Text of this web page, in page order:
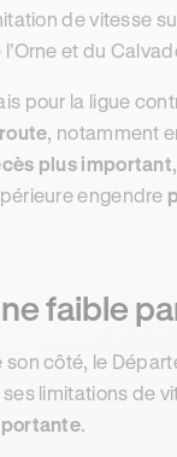
de vitesse
l’Orne et du
pour la ligue
, notamment
plus important
engendre
faible
son côté, le
ses limitations de
.